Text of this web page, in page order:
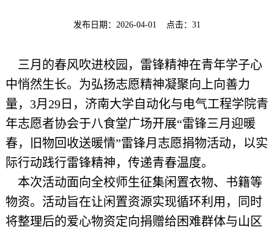
发布日期： 2026-04-01 点击： 31
三月的春风吹进校园，雷锋精神在青年学子心
中悄然生长。为弘扬志愿精神凝聚向上向善力
量，3月29日，济南大学自动化与电气工程学院青
年志愿者协会于八食堂广场开展“雷锋三月迎暖
春，旧物回收送暖情”雷锋月志愿捐物活动，以实
际行动践行雷锋精神，传递青春温度。
本次活动面向全校师生征集闲置衣物、书籍等
物资。活动旨在让闲置资源实现循环利用，同时
将整理后的爱心物资定向捐赠给困难群体与山区